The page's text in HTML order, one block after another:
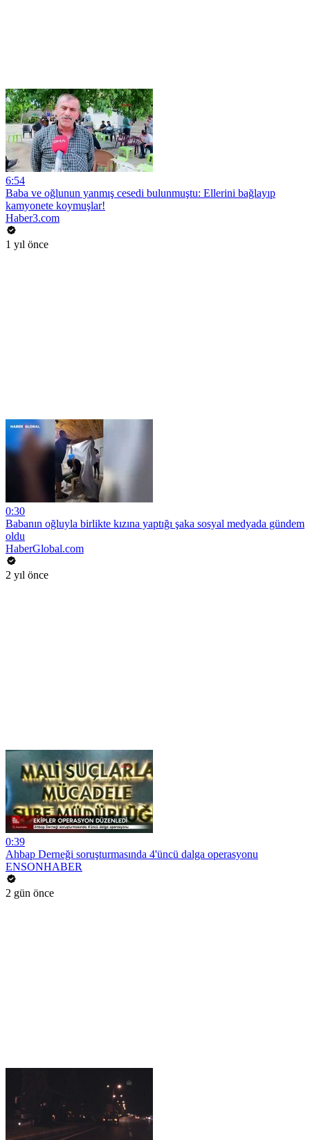
6:54
Baba ve oğlunun yanmış cesedi bulunmuştu: Ellerini bağlayıp
kamyonete koymuşlar!
Haber3.com
1 yıl önce
0:30
Babanın oğluyla birlikte kızına yaptığı şaka sosyal medyada gündem
oldu
HaberGlobal.com
2 yıl önce
0:39
Ahbap Derneği soruşturmasında 4'üncü dalga operasyonu
ENSONHABER
2 gün önce